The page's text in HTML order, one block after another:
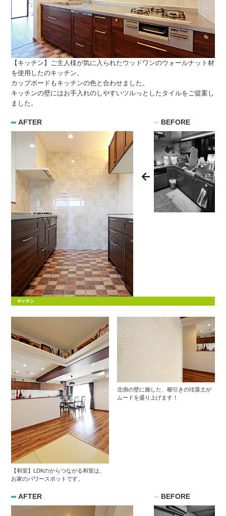
【キッチン】ご主人様が気に入られたウッドワンのウォールナット材
を使用したのキッチン。
カップボードもキッチンの色と合わせました。
キッチンの壁にはお手入れのしやすいツルっとしたタイルをご提案し
ました。
BEFORE
AFTER
【和室】LDKのからつながる和室は、
お家のパワースポットです。
北側の壁に施した、櫛引きの珪藻土が
ムードを盛り上げます！
BEFORE
AFTER